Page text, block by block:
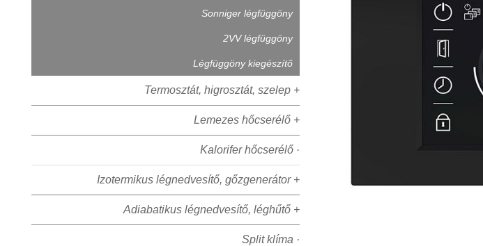
Sonniger légfüggöny
2VV légfüggöny
Légfüggöny kiegészítő
Termosztát, higrosztát, szelep +
Lemezes hőcserélő +
Kalorifer hőcserélő ·
Izotermikus légnedvesítő, gőzgenerátor +
Adiabatikus légnedvesítő, léghűtő +
Split klíma ·